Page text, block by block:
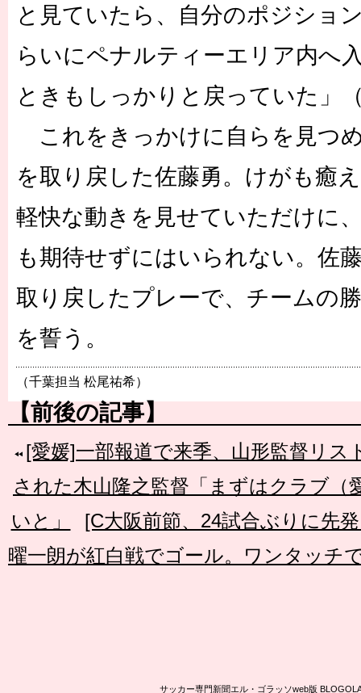
と見ていたら、自分のポジショ
らいにペナルティーエリア内へ
ときもしっかりと戻っていた」
これをきっかけに自らを見つ
を取り戻した佐藤勇。けがも癒
軽快な動きを見せていただけに
も期待せずにはいられない。佐
取り戻したプレーで、チームの
を誓う。
（千葉担当 松尾祐希）
【前後の記事】
[愛媛]一部報道で来季、山形監督リス
された木山隆之監督「まずはクラブ（
いと」
[C大阪前節、24試合ぶりに先
曜一朗が紅白戦でゴール。ワンタッチ
サッカー専門新聞エル・ゴラッソweb版